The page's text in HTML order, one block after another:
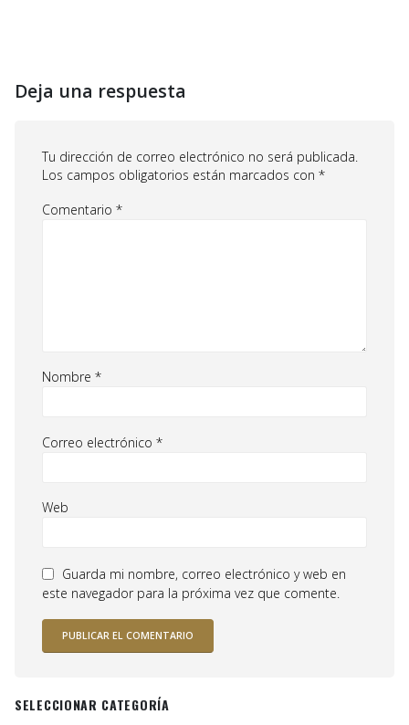
Deja una respuesta
Tu dirección de correo electrónico no será publicada.
Los campos obligatorios están marcados con *
Comentario *
Nombre *
Correo electrónico *
Web
Guarda mi nombre, correo electrónico y web en
este navegador para la próxima vez que comente.
SELECCIONAR CATEGORÍA